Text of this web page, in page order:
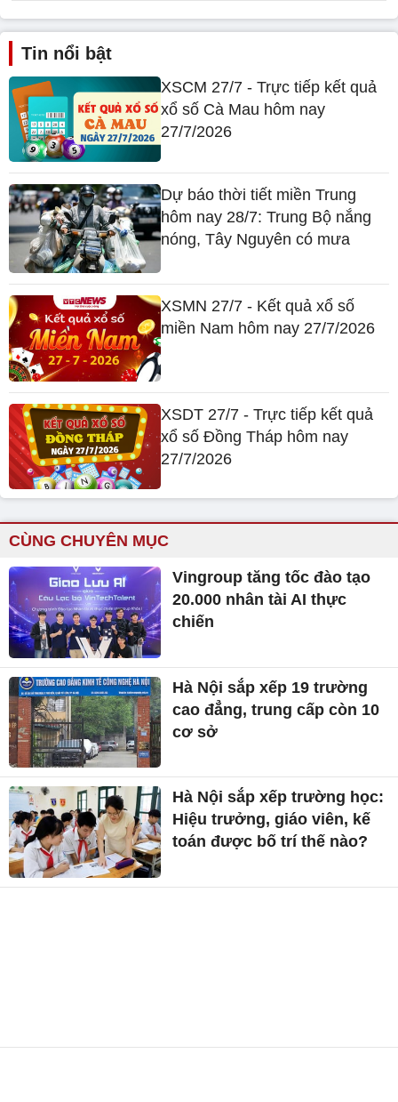
Tin nổi bật
XSCM 27/7 - Trực tiếp kết quả
xổ số Cà Mau hôm nay
27/7/2026
Dự báo thời tiết miền Trung
hôm nay 28/7: Trung Bộ nắng
nóng, Tây Nguyên có mưa
XSMN 27/7 - Kết quả xổ số
miền Nam hôm nay 27/7/2026
XSDT 27/7 - Trực tiếp kết quả
xổ số Đồng Tháp hôm nay
27/7/2026
CÙNG CHUYÊN MỤC
Vingroup tăng tốc đào tạo
20.000 nhân tài AI thực
chiến
Hà Nội sắp xếp 19 trường
cao đẳng, trung cấp còn 10
cơ sở
Hà Nội sắp xếp trường học:
Hiệu trưởng, giáo viên, kế
toán được bố trí thế nào?